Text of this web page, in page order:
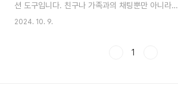
션 도구입니다. 친구나 가족과의 채팅뿐만 아니라
업무용 메시지, 사진, 동영상 전송, 심지어는 금융거
스마트폰을 사용하는 사용자나 새롭게 기기를 교체
2024. 10. 9.
1